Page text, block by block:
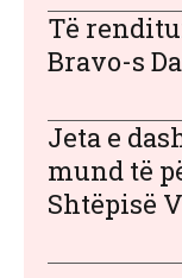
Të
Bravo-s
Jeta e
mund të
Shtëpisë